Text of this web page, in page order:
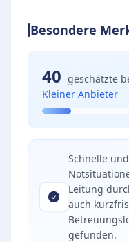
Besondere
40 geschätzte
Kleiner Anbieter
Schnelle
Leitung
auch
gefunden.